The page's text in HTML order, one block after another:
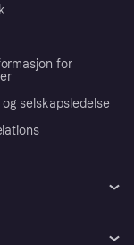
for
og selskapsledelse